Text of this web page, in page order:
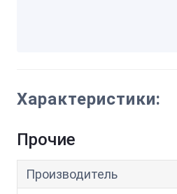
Характеристики:
Прочие
Производитель